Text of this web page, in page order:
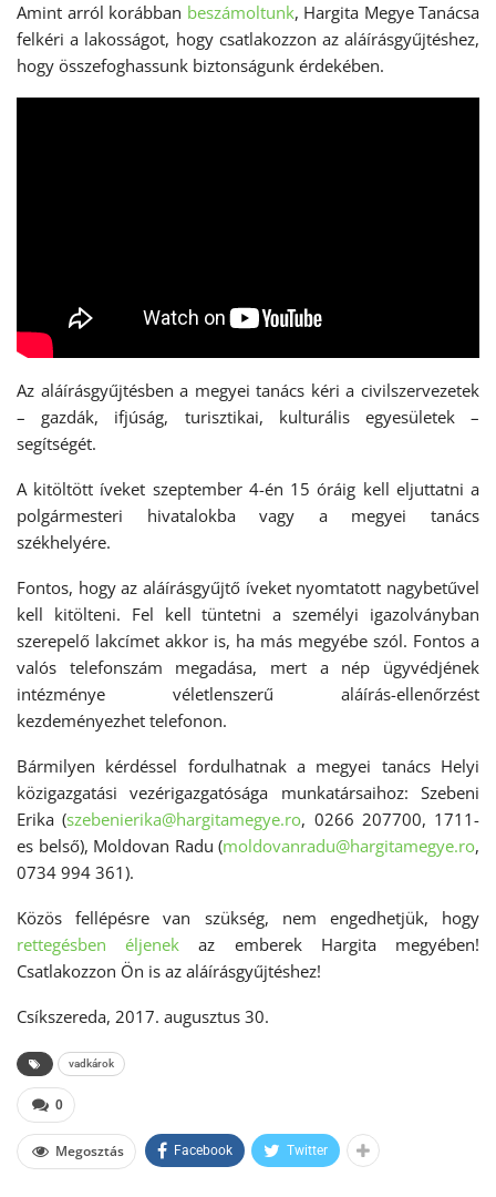
Amint arról korábban beszámoltunk, Hargita Megye Tanácsa
felkéri a lakosságot, hogy csatlakozzon az aláírásgyűjtéshez,
hogy összefoghassunk biztonságunk érdekében.
Az aláírásgyűjtésben a megyei tanács kéri a civilszervezetek
– gazdák, ifjúság, turisztikai, kulturális egyesületek –
segítségét.
A kitöltött íveket szeptember 4-én 15 óráig kell eljuttatni a
polgármesteri hivatalokba vagy a megyei tanács
székhelyére.
Fontos, hogy az aláírásgyűjtő íveket nyomtatott nagybetűvel
kell kitölteni. Fel kell tüntetni a személyi igazolványban
szerepelő lakcímet akkor is, ha más megyébe szól. Fontos a
valós telefonszám megadása, mert a nép ügyvédjének
intézménye véletlenszerű aláírás-ellenőrzést
kezdeményezhet telefonon.
Bármilyen kérdéssel fordulhatnak a megyei tanács Helyi
közigazgatási vezérigazgatósága munkatársaihoz: Szebeni
Erika (szebenierika@hargitamegye.ro, 0266 207700, 1711-
es belső), Moldovan Radu (moldovanradu@hargitamegye.ro,
0734 994 361).
Közös fellépésre van szükség, nem engedhetjük, hogy
rettegésben éljenek az emberek Hargita megyében!
Csatlakozzon Ön is az aláírásgyűjtéshez!
Csíkszereda, 2017. augusztus 30.
vadkárok
0
Megosztás Facebook Twitter